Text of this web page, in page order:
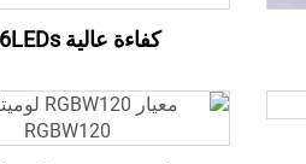
كفاءة عالية 256LEDs